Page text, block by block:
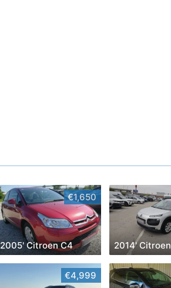
€1,650
2005' Citroen C4
€4,999